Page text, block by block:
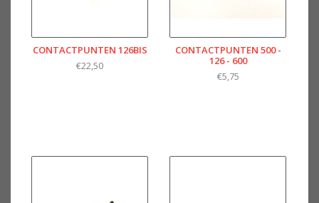
CONTACTPUNTEN 126BIS
€22,50
CONTACTPUNTEN 500 -
126 - 600
€5,75